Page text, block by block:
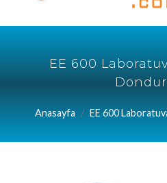
EE 600
Anasayfa EE 600